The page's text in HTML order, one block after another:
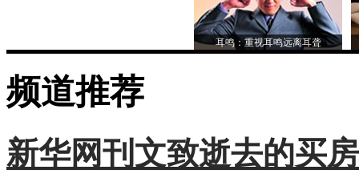
耳鸣：重视耳鸣远离耳聋
频道推荐
新华网刊文致逝去的买